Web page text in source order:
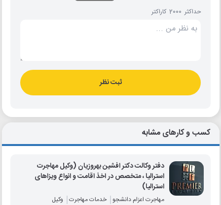
حداکثر 2000 کاراکتر
ثبت نظر
کسب و کارهای مشابه
دفتر وکالت دکتر افشین بهروزیان (وکیل مهاجرت
استرالیا ، متخصص در اخذ اقامت و انواع ویزاهای
استرالیا)
مهاجرت اعزام دانشجو خدمات مهاجرت وکیل